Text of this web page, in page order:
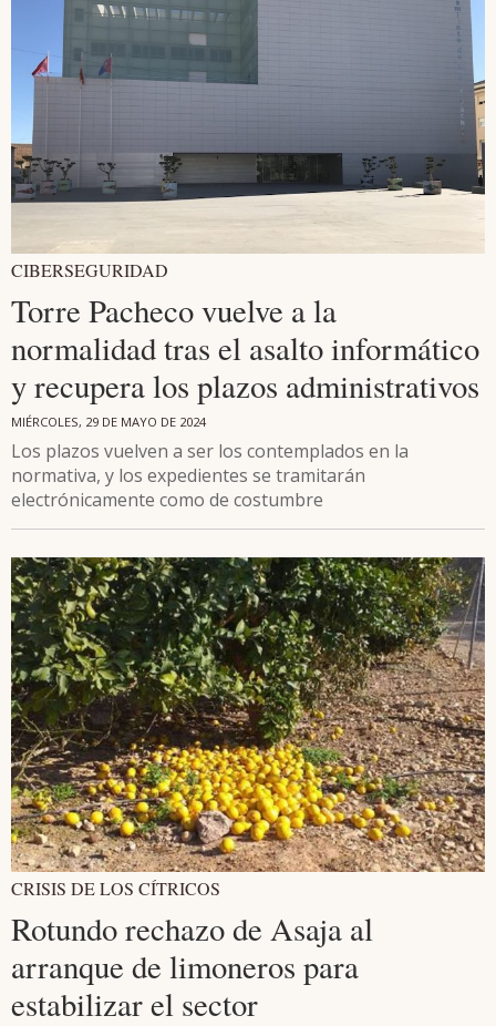
CIBERSEGURIDAD
Torre Pacheco vuelve a la
normalidad tras el asalto informático
y recupera los plazos administrativos
MIÉRCOLES, 29 DE MAYO DE 2024
Los plazos vuelven a ser los contemplados en la
normativa, y los expedientes se tramitarán
electrónicamente como de costumbre
CRISIS DE LOS CÍTRICOS
Rotundo rechazo de Asaja al
arranque de limoneros para
estabilizar el sector